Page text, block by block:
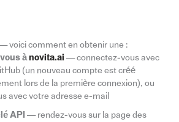
voici comment en obtenir une :
ànovita.ai — connectez-vous avec
(un nouveau compte est créé
lors de la première connexion), ou
avec votre adresse e-mail
API — rendez-vous sur la page des